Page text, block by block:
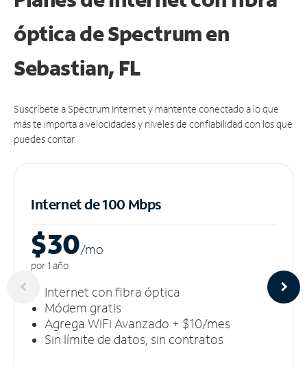
óptica de Spectrum en
Sebastian, FL
Suscríbete a Spectrum Internet y mantente conectado a lo que
más te importa a velocidades y niveles de confiabilidad con los que
puedes contar.
Internet de 100 Mbps
$30/mo
por 1 año
Internet con fibra óptica
Módem gratis
Agrega WiFi Avanzado + $10/mes
Sin límite de datos, sin contratos